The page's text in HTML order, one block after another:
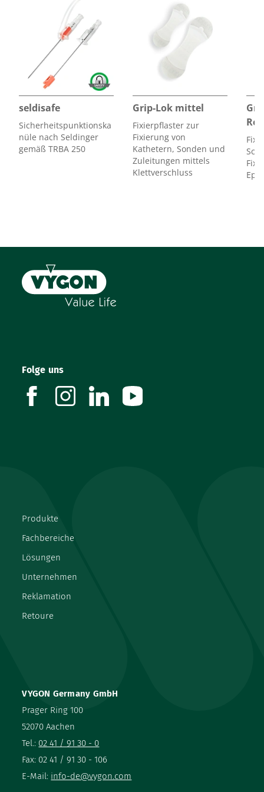
PDF-Vaskuläre-Zugänge-Midline
Flyer Außerklinische Infusionstherapie
Broschüre PICC-Netzwerk
Gebrauchsanweisungen
Auf unserem Portal für Gebrauchsanweisungen erhalten Sie
nach
Eingabe der Artikelnummer und Chargennummer die dem
Produkt
zugehörigeGebrauchsanweisung.
seldisafe
Sicherheitspunktionska
nüle nach Seldinger
gemäß TRBA 250
Grip-Lok mittel
Fixierpflaster zur
Fixierung von
Kathetern, Sonden und
Zuleitungen mittels
Klettverschluss
VYGON Germany GmbH
Prager Ring 100
52070 Aachen
Tel.: 02 41 / 91 30 - 0
Fax: 02 41 / 91 30 - 106
E-Mail: info-de@vygon.com
Produkte
Fachbereiche
Lösungen
Unternehmen
Reklamation
Retoure
Folge uns